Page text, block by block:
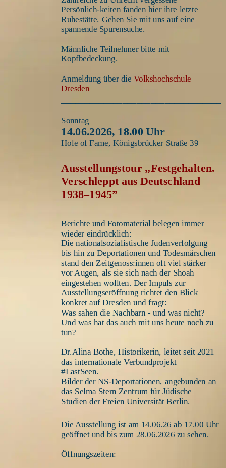
Persönlich-keiten fanden hier ihre letzte
Ruhestätte. Gehen Sie mit uns auf eine
spannende Spurensuche.
Männliche Teilnehmer bitte mit
Kopfbedeckung.
Anmeldung über die Volkshochschule
Dresden
Sonntag
14.06.2026, 18.00 Uhr
Hole of Fame, Königsbrücker Straße 39
Ausstellungstour „Festgehalten.
Verschleppt aus Deutschland
1938–1945”
Berichte und Fotomaterial belegen immer
wieder eindrücklich:
Die nationalsozialistische Judenverfolgung
bis hin zu Deportationen und Todesmärschen
stand den Zeitgenoss:innen oft viel stärker
vor Augen, als sie sich nach der Shoah
eingestehen wollten. Der Impuls zur
Ausstellungseröffnung richtet den Blick
konkret auf Dresden und fragt:
Was sahen die Nachbarn - und was nicht?
Und was hat das auch mit uns heute noch zu
tun?
Dr.Alina Bothe, Historikerin, leitet seit 2021
das internationale Verbundprojekt
#LastSeen.
Bilder der NS-Deportationen, angebunden an
das Selma Stern Zentrum für Jüdische
Studien der Freien Universität Berlin.
Die Ausstellung ist am 14.06.26 ab 17.00 Uhr
geöffnet und bis zum 28.06.2026 zu sehen.
Öffnungszeiten: